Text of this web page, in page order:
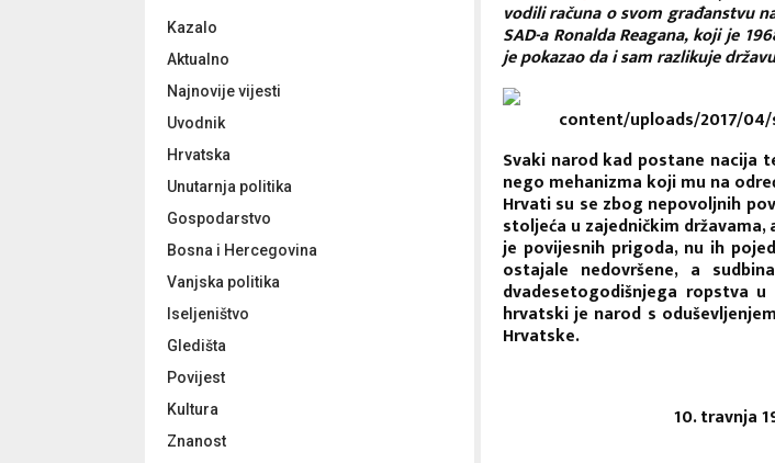
vodili računa o svom građanstvu
SAD-a Ronalda Reagana, koji je
je pokazao da i sam razlikuje
Svaki narod kad postane nacija
nego mehanizma koji mu na
Hrvati su se zbog nepovoljnih
stoljeća u zajedničkim
je povijesnih prigoda, nu ih
ostajale nedovršene, a
dvadesetogodišnjega ropstva
hrvatski je narod s
Hrvatske.
10. travnja
o
r
Kazalo
Aktualno
Najnovije vijesti
Uvodnik
Hrvatska
Unutarnja politika
Gospodarstvo
Bosna i Hercegovina
Vanjska politika
Iseljeništvo
Gledišta
Povijest
Kultura
Znanost